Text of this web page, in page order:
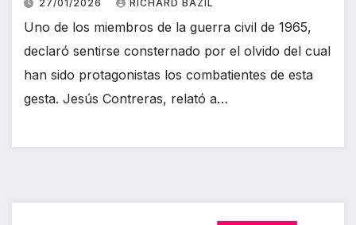
27/01/2026 RICHARD BAZIL
Uno de los miembros de la guerra civil de 1965,
declaró sentirse consternado por el olvido del cual
han sido protagonistas los combatientes de esta
gesta. Jesús Contreras, relató a…